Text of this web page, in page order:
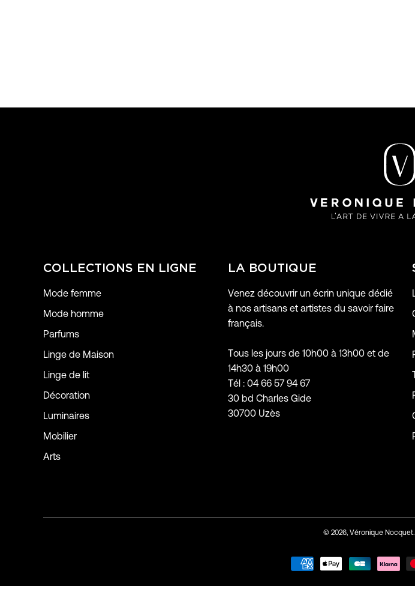
COLLECTIONS EN LIGNE
Mode femme
Mode homme
Parfums
Linge de Maison
Linge de lit
Décoration
Luminaires
Mobilier
Arts
LA BOUTIQUE
Venez découvrir un écrin unique dédié
à nos artisans et artistes du savoir faire
français.
Tous les jours de 10h00 à 13h00 et de
14h30 à 19h00
Tél : 04 66 57 94 67
30 bd Charles Gide
30700 Uzès
© 2026, Véronique Nocquet.